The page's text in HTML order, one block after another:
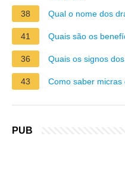
38
Qual o nome dos
41 Quais são os
36 Quais os signos
43 Como saber micras
PUB